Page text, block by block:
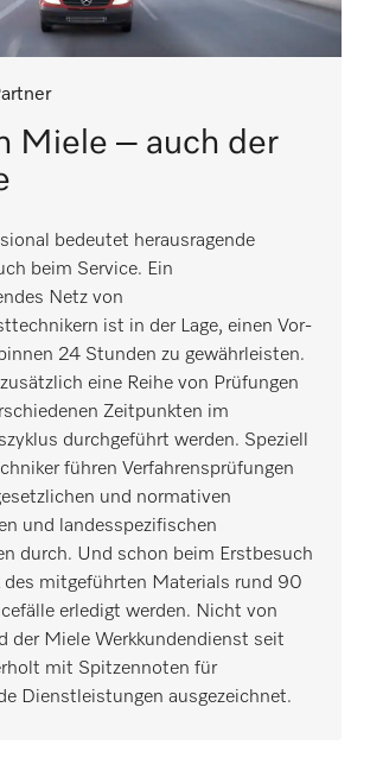
Miele – auch der
bedeutet herausragende
beim Service. Ein
Netz von
ist in der Lage, einen Vor-
24 Stunden zu gewährleisten.
eine Reihe von Prüfungen
Zeitpunkten im
durchgeführt werden. Speziell
führen Verfahrensprüfungen
und normativen
und landesspezifischen
durch. Und schon beim Erstbesuch
des mitgeführten Materials rund 90
erledigt werden. Nicht von
der Miele Werkkundendienst seit
mit Spitzennoten für
Dienstleistungen ausgezeichnet.